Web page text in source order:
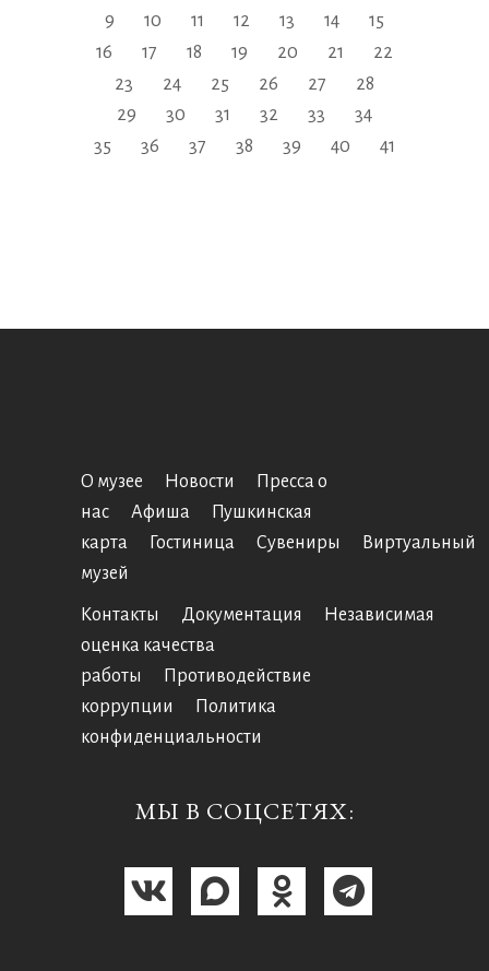
9
10 11 12 13 14
15
16
17 18 19 20 21
22
23
24 25 26 27
28
29
30 31 32 33
34
35
36 37 38 39 40 41
О музее Новости
Пресса о
нас
Афиша
Пушкинская
карта
Гостиница Сувениры
Виртуальный
музей
Контакты Документация
Независимая
оценка качества
работы
Противодействие
коррупции
Политика
конфиденциальности
МЫ В СОЦСЕТЯХ: